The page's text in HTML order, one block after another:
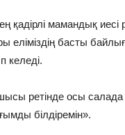
қадірлі мамандық
еліміздің басты
келеді.
ретінде осы салада
білдіремін».